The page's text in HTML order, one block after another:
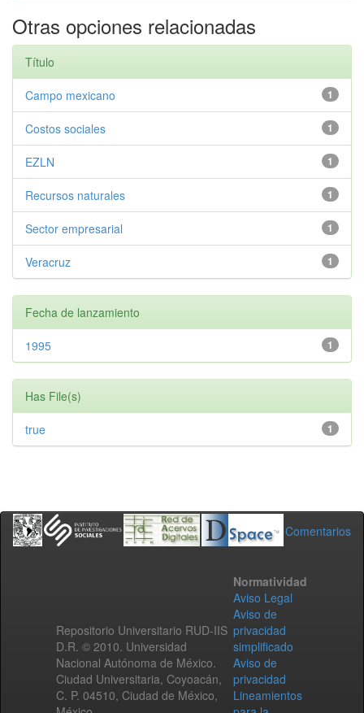
Otras opciones relacionadas
Título
1
Campo mexicano
1
Costos sociales
1
EZLN
1
Recursos naturales
1
Sector empresarial
1
Veracruz
Fecha de lanzamiento
1
1995
Has File(s)
1
true
Comentarios
Repositorio Universitario RUD-IIS
D.R. © 2010. Universidad
Nacional Autónoma de México.
Ciudad Universitaria, Coyoacán,
C. P. 04510, Ciudad de México,
Normatividad
Aviso Legal
Aviso de
privacidad
simplificado
Aviso de
privacidad
Lineamientos